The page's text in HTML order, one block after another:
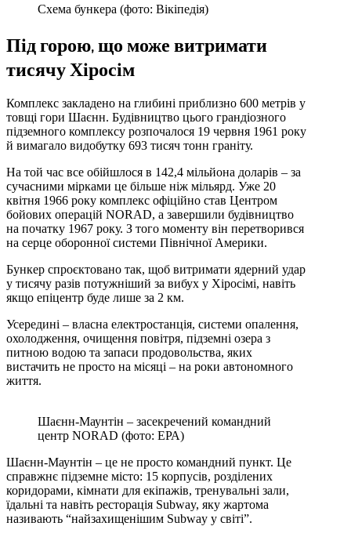
Схема бункера (фото: Вікіпедія)
Під горою, що може витримати
тисячу Хіросім
Комплекс закладено на глибині приблизно 600 метрів у
товщі гори Шаєнн. Будівництво цього грандіозного
підземного комплексу розпочалося 19 червня 1961 року
й вимагало видобутку 693 тисяч тонн граніту.
На той час все обійшлося в 142,4 мільйона доларів – за
сучасними мірками це більше ніж мільярд. Уже 20
квітня 1966 року комплекс офіційно став Центром
бойових операцій NORAD, а завершили будівництво
на початку 1967 року. З того моменту він перетворився
на серце оборонної системи Північної Америки.
Бункер спроєктовано так, щоб витримати ядерний удар
у тисячу разів потужніший за вибух у Хіросімі, навіть
якщо епіцентр буде лише за 2 км.
Усередині – власна електростанція, системи опалення,
охолодження, очищення повітря, підземні озера з
питною водою та запаси продовольства, яких
вистачить не просто на місяці – на роки автономного
життя.
Шаєнн-Маунтін – засекречений командний
центр NORAD (фото: ЕРА)
Шаєнн-Маунтін – це не просто командний пункт. Це
справжнє підземне місто: 15 корпусів, розділених
коридорами, кімнати для екіпажів, тренувальні зали,
їдальні та навіть ресторація Subway, яку жартома
називають “найзахищенішим Subway у світі”.